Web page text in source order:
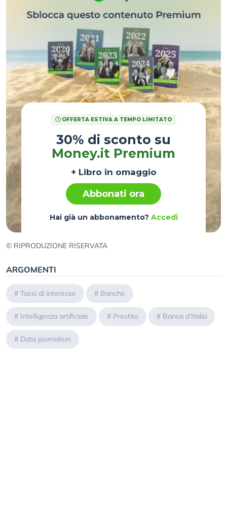
OFFERTA ESTIVA A TEMPO LIMITATO
30% di sconto su
Money.it Premium
+ Libro in omaggio
Abbonati ora
Hai già un abbonamento? Accedi
© RIPRODUZIONE RISERVATA
ARGOMENTI
# Tassi di interesse # Banche
# Intelligenza artificiale # Prestito # Banca d’Italia
# Data journalism